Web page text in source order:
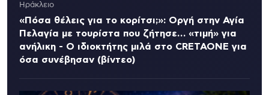
Ηράκλειο
«Πόσα θέλεις για το κορίτσι;»: Οργή στην Αγία
Πελαγία με τουρίστα που ζήτησε… «τιμή» για
ανήλικη - Ο ιδιοκτήτης μιλά στο CRETAONE για
όσα συνέβησαν (βίντεο)